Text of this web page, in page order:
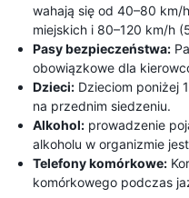
wahają się od 40–80 km/
miejskich i 80–120 km/h
Pasy bezpieczeństwa:
obowiązkowe dla
Dzieci: Dzieciom poniżej
na przednim siedzeniu.
Alkohol: prowadzenie
alkoholu w organizmie
Telefony komórkowe:
komórkowego podczas